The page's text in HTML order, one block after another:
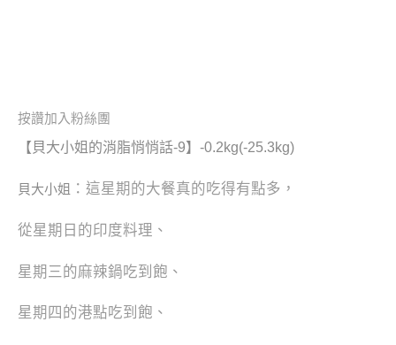
按讚加入粉絲團
【貝大小姐的消脂悄悄話-9】-0.2kg(-25.3kg)
貝大小姐‬ ：這星期的大餐真的吃得有點多，
從星期日的印度料理、
星期三的麻辣鍋吃到飽、
星期四的港點吃到飽、